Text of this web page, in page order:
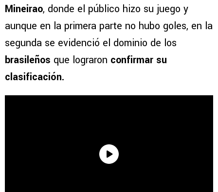
Mineirao, donde el público hizo su juego y
aunque en la primera parte no hubo goles, en la
segunda se evidenció el dominio de los
brasileños que lograron confirmar su
clasificación.